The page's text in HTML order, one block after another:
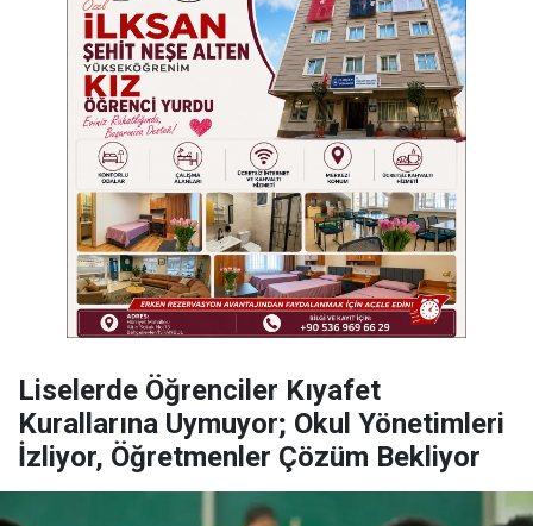
Liselerde Öğrenciler Kıyafet
Kurallarına Uymuyor; Okul Yönetimleri
İzliyor, Öğretmenler Çözüm Bekliyor